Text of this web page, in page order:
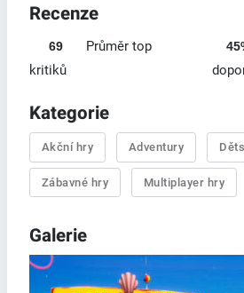
Recenze
69
Průměr top
kritiků
Kategorie
Akční hry Adventury
Zábavné hry Multiplayer hry
Galerie